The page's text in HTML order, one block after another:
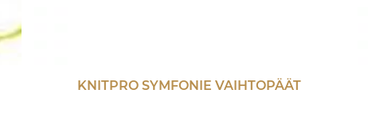
KNITPRO SYMFONIE VAIHTOPÄÄT